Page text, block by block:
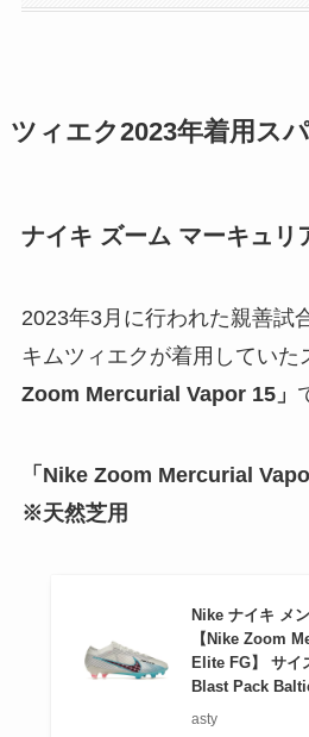
ツィエク2023年着用ス
ナイキ ズーム マーキュリ
2023年3月に行われた親善試
キムツィエクが着用していた
Zoom Mercurial Vapor 15」
「Nike Zoom Mercurial
※天然芝用
Nike ナイキ メ
【Nike Zoom
Elite FG】 サイ
Blast Pack
asty